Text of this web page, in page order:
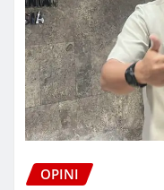
OPINI